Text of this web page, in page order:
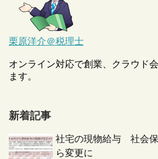
栗原洋介＠税理士
オンライン対応で創業、クラウド
ます。
新着記事
社宅の現物給与 社会
ら変更に